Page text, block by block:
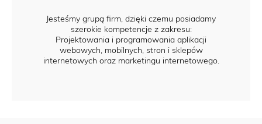
Jesteśmy grupą firm, dzięki czemu posiadamy
szerokie kompetencje z zakresu:
Projektowania i programowania aplikacji
webowych, mobilnych, stron i sklepów
internetowych oraz marketingu internetowego.